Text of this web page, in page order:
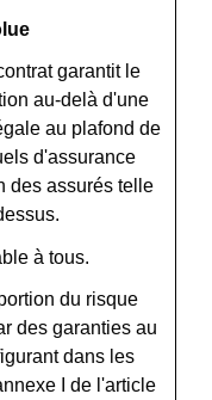
garantit le
au-delà d'une
au plafond de
d'assurance
des assurés telle
à tous.
du risque
des garanties au
dans les
I de l'article